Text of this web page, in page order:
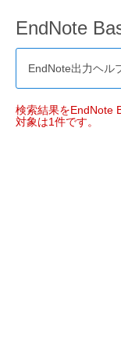
EndNote
EndNote出力ヘル
検索結果をEndNote
対象は1件です。